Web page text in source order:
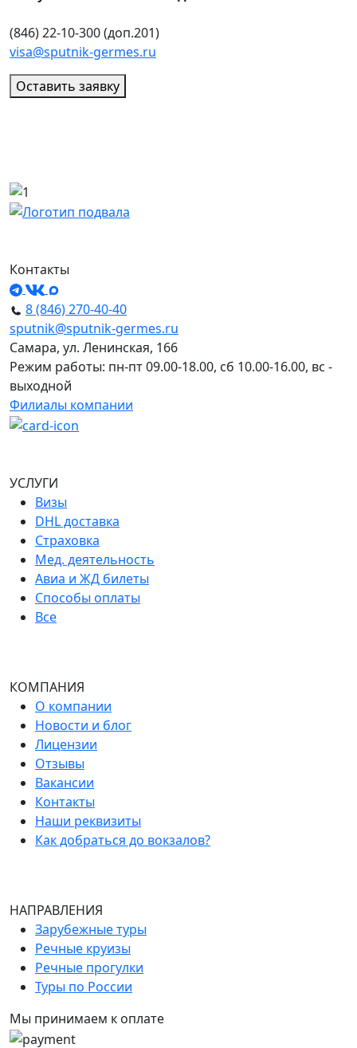
(846) 22-10-300 (доп.201)
visa@sputnik-germes.ru
Оставить заявку
УСЛУГИ
Визы
DHL доставка
Страховка
Мед. деятельность
Авиа и ЖД билеты
Способы оплаты
Все
КОМПАНИЯ
О компании
Новости и блог
Лицензии
Отзывы
Вакансии
Контакты
Наши реквизиты
Как добраться до вокзалов?
НАПРАВЛЕНИЯ
Зарубежные туры
Речные круизы
Речные прогулки
Туры по России
Мы принимаем к оплате
Контакты
8 (846) 270-40-40
sputnik@sputnik-germes.ru
Самара, ул. Ленинская, 166
Режим работы: пн-пт 09.00-18.00, сб 10.00-16.00, вс -
выходной
Филиалы компании